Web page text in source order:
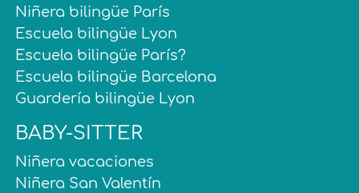
Niñera bilingüe París
Escuela bilingüe Lyon
Escuela bilingüe París?
Escuela bilingüe Barcelona
Guardería bilingüe Lyon
BABY-SITTER
Niñera vacaciones
Niñera San Valentín